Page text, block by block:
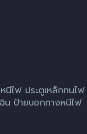
นีไฟ ประตูเหล็กทนไฟ
ป้ายบอกทางหนีไฟ